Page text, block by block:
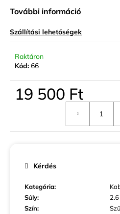
További információ
Szállítási lehetőségek
Raktáron
Kód: 66
19 500 Ft
Kategória:
Súly:
Szín:
Kérdés